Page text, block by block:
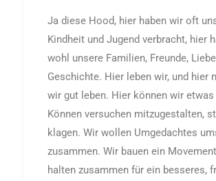
Ja diese Hood, hier haben wir oft
Kindheit und Jugend verbracht, hier
wohl unsere Familien, Freunde,
Geschichte. Hier leben wir, und hier
wir gut leben. Hier können wir etwas
Können versuchen mitzugestalten,
klagen. Wir wollen Umgedachtes
zusammen. Wir bauen ein
halten zusammen für ein besseres,